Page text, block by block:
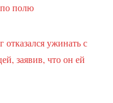
полю
ужинать с
заявив, что он ей